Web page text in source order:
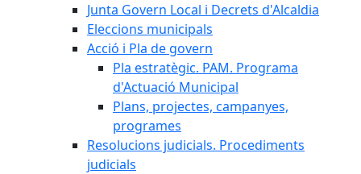
Junta Govern Local i Decrets d'Alcaldia
Eleccions municipals
Acció i Pla de govern
Pla estratègic. PAM. Programa
d'Actuació Municipal
Plans, projectes, campanyes,
programes
Resolucions judicials. Procediments
judicials